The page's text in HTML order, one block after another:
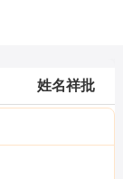
姓名祥批